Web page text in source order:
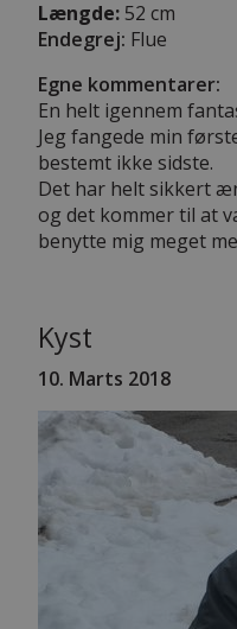
Længde:52 cm
Endegrej: Flue
Egne kommentarer:
En helt igennem
Jeg fangede min
bestemt ikke sidste.
Det har helt sikkert
og det kommer til at
benytte mig meget
Kyst
10. Marts 2018